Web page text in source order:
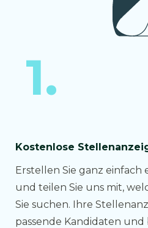
1.
Kostenlose
Erstellen Sie ganz einfach
und teilen Sie uns mit,
Sie suchen. Ihre
passende Kandidaten und